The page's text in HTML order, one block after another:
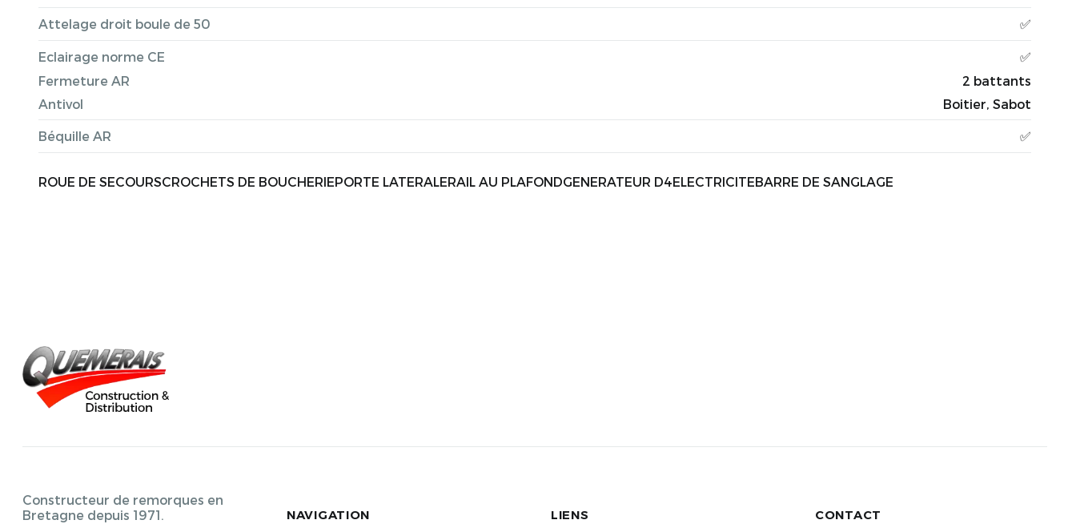
Attelage droit boule de 50 ✅
Eclairage norme CE
✅
Fermeture AR
2 battants
Antivol
Boitier, Sabot
Béquille AR ✅
ROUE DE SECOURSCROCHETS DE BOUCHERIEPORTE LATERALERAIL AU PLAFONDGENERATEUR D4ELECTRICITEBARRE DE SANGLAGE
Constructeur de remorques en
Bretagne depuis 1971.
NAVIGATION LIENS CONTACT